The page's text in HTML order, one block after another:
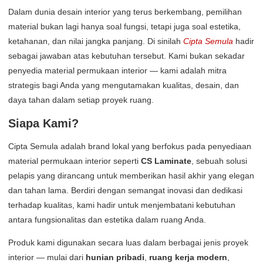
Dalam dunia desain interior yang terus berkembang, pemilihan
material bukan lagi hanya soal fungsi, tetapi juga soal estetika,
ketahanan, dan nilai jangka panjang. Di sinilah Cipta Semula hadir
sebagai jawaban atas kebutuhan tersebut. Kami bukan sekadar
penyedia material permukaan interior — kami adalah mitra
strategis bagi Anda yang mengutamakan kualitas, desain, dan
daya tahan dalam setiap proyek ruang.
Siapa Kami?
Cipta Semula adalah brand lokal yang berfokus pada penyediaan
material permukaan interior seperti CS Laminate , sebuah solusi
pelapis yang dirancang untuk memberikan hasil akhir yang elegan
dan tahan lama. Berdiri dengan semangat inovasi dan dedikasi
terhadap kualitas, kami hadir untuk menjembatani kebutuhan
antara fungsionalitas dan estetika dalam ruang Anda.
Produk kami digunakan secara luas dalam berbagai jenis proyek
interior — mulai dari hunian pribadi ruang kerja modern